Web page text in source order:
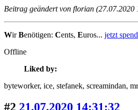
Beitrag geändert von florian (27.07.2020
WirBenötigen: Cents, Euros... jetzt
Offline
Liked by:
byteworker, ice, stefanek, screamindan,
#2 21.07.2020 14:31:32